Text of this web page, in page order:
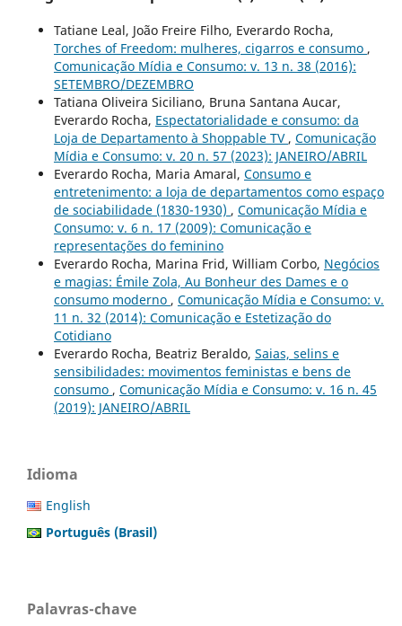
Tatiane Leal, João Freire Filho, Everardo Rocha,
Torches of Freedom: mulheres, cigarros e consumo ,
Comunicação Mídia e Consumo: v. 13 n. 38 (2016):
SETEMBRO/DEZEMBRO
Tatiana Oliveira Siciliano, Bruna Santana Aucar,
Everardo Rocha, Espectatorialidade e consumo: da
Loja de Departamento à Shoppable TV , Comunicação
Mídia e Consumo: v. 20 n. 57 (2023): JANEIRO/ABRIL
Everardo Rocha, Maria Amaral, Consumo e
entretenimento: a loja de departamentos como espaço
de sociabilidade (1830-1930) , Comunicação Mídia e
Consumo: v. 6 n. 17 (2009): Comunicação e
representações do feminino
Everardo Rocha, Marina Frid, William Corbo, Negócios
e magias: Émile Zola, Au Bonheur des Dames e o
consumo moderno , Comunicação Mídia e Consumo: v.
11 n. 32 (2014): Comunicação e Estetização do
Cotidiano
Everardo Rocha, Beatriz Beraldo, Saias, selins e
sensibilidades: movimentos feministas e bens de
consumo , Comunicação Mídia e Consumo: v. 16 n. 45
(2019): JANEIRO/ABRIL
Idioma
English
Português (Brasil)
Palavras-chave